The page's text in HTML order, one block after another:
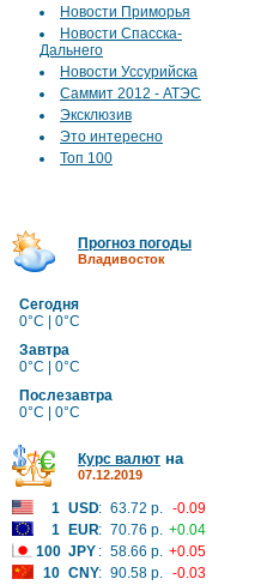
Новости Приморья
Новости Спасска-
Дальнего
Новости Уссурийска
Саммит 2012 - АТЭС
Эксклюзив
Это интересно
Топ 100
Прогноз погоды
Владивосток
Сегодня
0°C | 0°C
Завтра
0°C | 0°C
Послезавтра
0°C | 0°C
Курс валют на
07.12.2019
1 USD: 63.72 р. -0.09
1
EUR: 70.76 р. +0.04
100 JPY : 58.66 р. +0.05
10 CNY: 90.58 р. -0.03